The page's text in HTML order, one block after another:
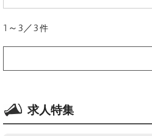
1～3／3件
求人特集